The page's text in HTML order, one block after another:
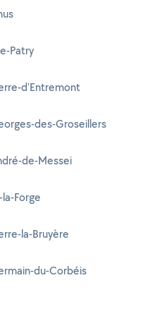
Patry
d'Entremont
des-Groseillers
de-Messei
Forge
la-Bruyère
du-Corbéis